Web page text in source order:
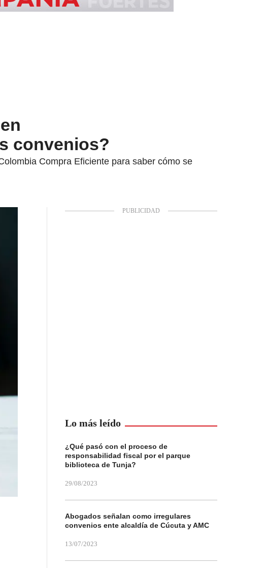
convenios?
Compra Eficiente para saber cómo se
Lo más leído
¿Qué pasó con el proceso de
responsabilidad fiscal por el parque
biblioteca de Tunja?
29/08/2023
Abogados señalan como irregulares
convenios ente alcaldía de Cúcuta y AMC
13/07/2023